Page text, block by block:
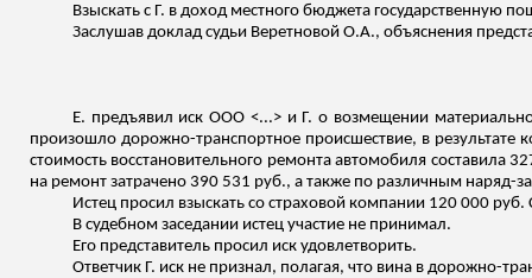
Взыскать с Г. в доход местного бюджета государственную
Заслушав доклад судьи Веретновой О.А., объяснения
Е. предъявил иск ООО <...> и Г. о возмещении
произошло дорожно-транспортное происшествие, в
стоимость восстановительного ремонта автомобиля
на ремонт затрачено 390 531 руб., а также по различным наряд-
Истец просил взыскать со страховой компании 120 000
В судебном заседании истец участие не принимал.
Его представитель просил иск удовлетворить.
Ответчик Г. иск не признал, полагая, что вина в дорожно-